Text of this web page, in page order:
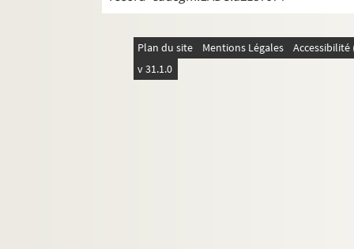
Plan du site Mentions Légales
v 31.1.0